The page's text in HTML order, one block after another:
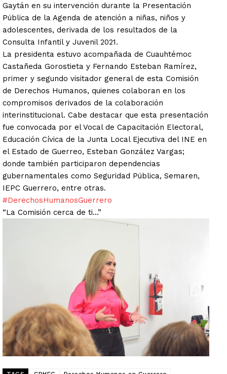
Gaytán en su intervención durante la Presentación
Pública de la Agenda de atención a niñas, niños y
adolescentes, derivada de los resultados de la
Consulta Infantil y Juvenil 2021.
La presidenta estuvo acompañada de Cuauhtémoc
Castañeda Gorostieta y Fernando Esteban Ramírez,
primer y segundo visitador general de esta Comisión
de Derechos Humanos, quienes colaboran en los
compromisos derivados de la colaboración
interinstitucional. Cabe destacar que esta presentación
fue convocada por el Vocal de Capacitación Electoral,
Educación Cívica de la Junta Local Ejecutiva del INE en
el Estado de Guerreo, Esteban González Vargas;
donde también participaron dependencias
gubernamentales como Seguridad Pública, Semaren,
IEPC Guerrero, entre otras.
#DerechosHumanosGuerrero
“La Comisión cerca de ti…”